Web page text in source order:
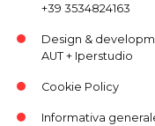
+39 3534824163
Design &
AUT+ Iperstudio
Cookie Policy
Informativa